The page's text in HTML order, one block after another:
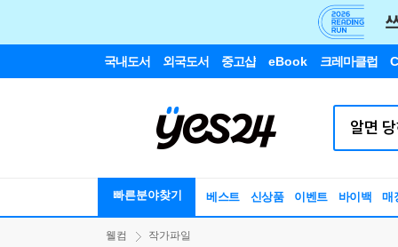
국내도서 외국도서 중고샵 eBook 크레마클럽
빠른분야찾기 베스트 신상품 이벤트 바이백 매
웰컴 작가파일